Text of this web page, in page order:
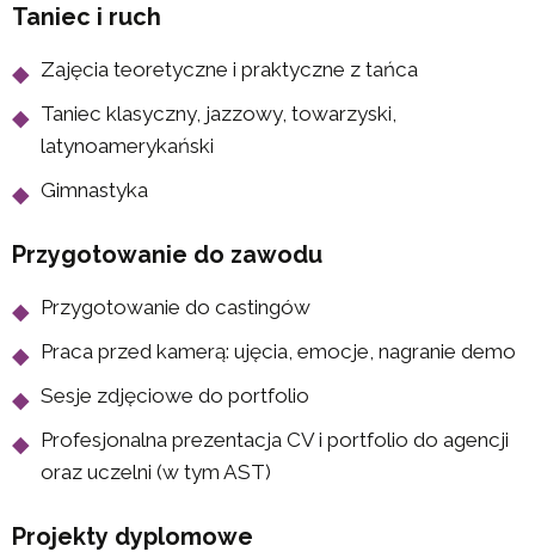
Taniec i ruch
Zajęcia teoretyczne i praktyczne z tańca
Taniec klasyczny, jazzowy, towarzyski,
latynoamerykański
Gimnastyka
Przygotowanie do zawodu
Przygotowanie do castingów
Praca przed kamerą: ujęcia, emocje, nagranie demo
Sesje zdjęciowe do portfolio
Profesjonalna prezentacja CV i portfolio do agencji
oraz uczelni (w tym AST)
Projekty dyplomowe